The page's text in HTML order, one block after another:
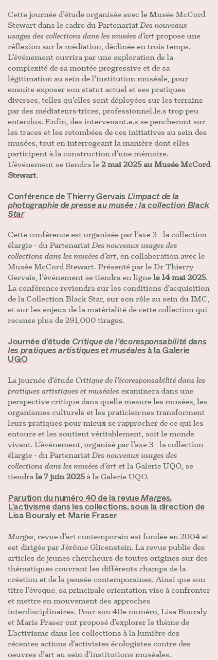
Cette journée d’étude organisée avec le Musée McCord
Stewart dans le cadre du PartenariatDes nouveaux
usages des collections dans les musées d’artpropose une
réflexion sur la médiation, déclinée en trois temps.
L’événement ouvrira par une exploration de la
complexité de sa montée progressive et de sa
légitimation au sein de l’institution muséale, pour
ensuite exposer son statut actuel et ses pratiques
diverses, telles qu’elles sont déployées sur les terrains
par des médiateurs·trices, professionnel.le.s trop peu
entendus. Enfin, des intervenant.e.s se pencheront sur
les traces et les retombées de ces initiatives au sein des
musées, tout en interrogeant la manière dont elles
participent à la construction d’une mémoire.
L’événement se tiendra le2 mai 2025 au Musée McCord
Stewart.
Conférence de Thierry Gervais L'impact de la
photographie de presse au musée : la collection Black
Star
Cette conférence est organisée par l’axe 3 - la collection
élargie - du PartenariatDes nouveaux usages des
collections dans les musées d’art, en collaboration avec le
Musée McCord Stewart. Présenté par le Dr Thierry
Gervais, l’événement se tiendra en lignele 14 mai 2025.
La conférence reviendra sur les conditions d’acquisition
de la Collection Black Star, sur son rôle au sein du IMC,
et sur les enjeux de la matérialité de cette collection qui
recense plus de 291,000 tirages.
Journée d’étudeCritique de l’écoresponsabilité dans
les pratiques artistiques et muséalesà la Galerie
UQO
La journée d’étudeCritique de l’écoresponsabilité dans les
pratiques artistiques et muséales examinera dans une
perspective critique dans quelle mesure les musées, les
organismes culturels et les praticien∙nes transforment
leurs pratiques pour mieux se rapprocher de ce qui les
entoure et les soutient véritablement, soit le monde
vivant. L’événement, organisé par l’axe 3 - la collection
élargie - du PartenariatDes nouveaux usages des
collections dans les musées d’artet la Galerie UQO, se
tiendrale 7 juin 2025à la Galerie UQO.
Parution du numéro 40 de la revueMarges,
L’activisme dans les collections, sous la direction de
Lisa Bouraly et Marie Fraser
Marges, revue d’art contemporain est fondée en 2004 et
est dirigée par Jérôme Glicenstein. La revue publie des
articles de jeunes chercheurs de toutes origines sur des
thématiques couvrant les différents champs de la
création et de la pensée contemporaines. Ainsi que son
titre l’évoque, sa principale orientation vise à confronter
et mettre en mouvement des approches
interdisciplinaires. Pour son 40e numéro, Lisa Bouraly
et Marie Fraser ont proposé d’explorer le thème de
L’activisme dans les collections à la lumière des
récentes actions d’activistes écologistes contre des
oeuvres d’art au sein d’institutions muséales.